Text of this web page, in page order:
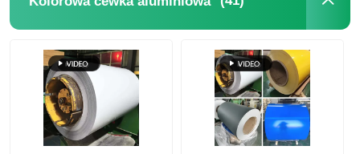
Poproś o wycenę
Rolka folii aluminiowej